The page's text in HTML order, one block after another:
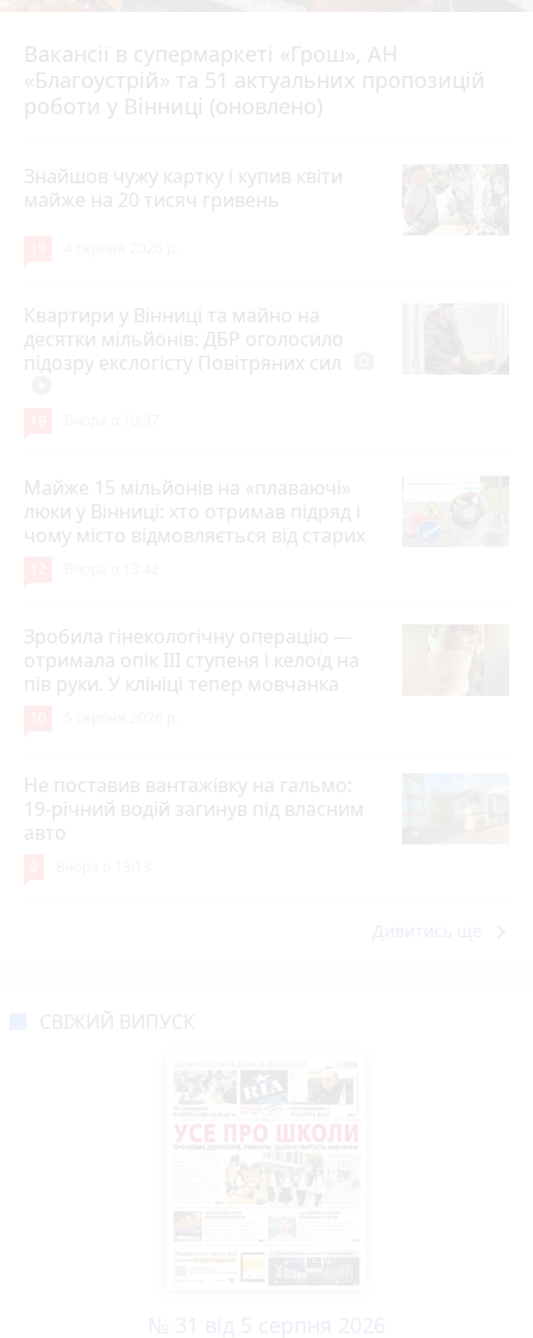
Вакансії в супермаркеті «Грош», АН
«Благоустрій» та 51 актуальних пропозицій
роботи у Вінниці (оновлено)
4 серпня 2026 р.
Знайшов чужу картку і купив квіти
майже на 20 тисяч гривень
Квартири у Вінниці та майно на
десятки мільйонів: ДБР оголосило
підозру екслогісту Повітряних сил
Майже 15 мільйонів на «плаваючі»
люки у Вінниці: хто отримав підряд і
чому місто відмовляється від старих
Зробила гінекологічну операцію —
отримала опік ІІІ ступеня і келоїд на
пів руки. У клініці тепер мовчанка
Не поставив вантажівку на гальмо:
19-річний водій загинув під власним
авто